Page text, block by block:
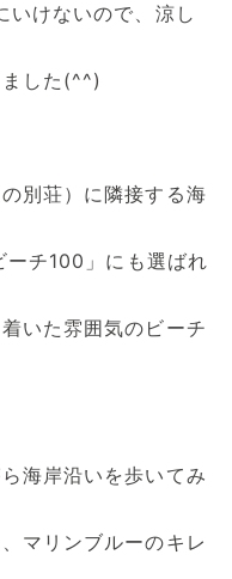
けないので、涼し
した(^^)
別荘）に隣接する海
チ100」にも選ばれ
いた雰囲気のビーチ
海岸沿いを歩いてみ
マリンブルーのキレ